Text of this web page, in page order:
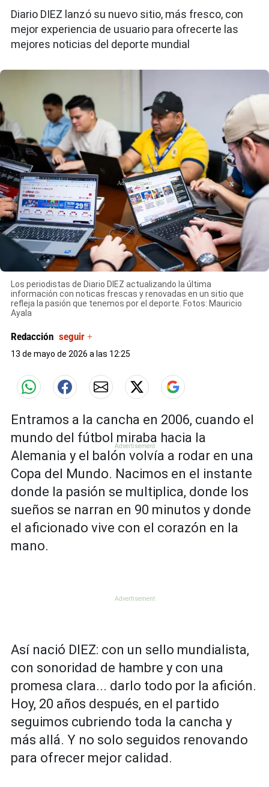
Diario DIEZ lanzó su nuevo sitio, más fresco, con
mejor experiencia de usuario para ofrecerte las
mejores noticias del deporte mundial
Los periodistas de Diario DIEZ actualizando la última
información con noticas frescas y renovadas en un sitio que
refleja la pasión que tenemos por el deporte. Fotos: Mauricio
Ayala
X
X
X
Redacción seguir +
13 de mayo de 2026 a las 12:25
Entramos a la cancha en 2006, cuando el
mundo del fútbol miraba hacia la
Alemania y el balón volvía a rodar en una
Copa del Mundo. Nacimos en el instante
donde la pasión se multiplica, donde los
sueños se narran en 90 minutos y donde
el aficionado vive con el corazón en la
mano.
Así nació DIEZ: con un sello mundialista,
con sonoridad de hambre y con una
promesa clara... darlo todo por la afición.
Hoy, 20 años después, en el partido
seguimos cubriendo toda la cancha y
más allá. Y no solo seguidos renovando
para ofrecer mejor calidad.